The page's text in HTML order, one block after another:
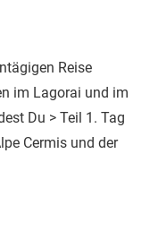
Reise
im Lagorai und im
Du > Teil 1. Tag
Cermis und der